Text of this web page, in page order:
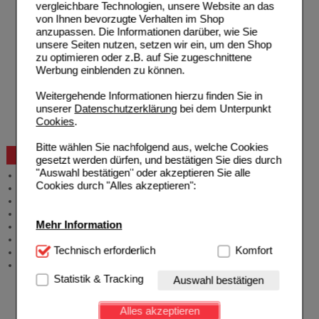
vergleichbare Technologien, unsere Website an das
von Ihnen bevorzugte Verhalten im Shop
anzupassen. Die Informationen darüber, wie Sie
unsere Seiten nutzen, setzen wir ein, um den Shop
zu optimieren oder z.B. auf Sie zugeschnittene
Werbung einblenden zu können.
Weitergehende Informationen hierzu finden Sie in
unserer Datenschutzerklärungbei dem Unterpunkt
Cookies.
Bitte wählen Sie nachfolgend aus, welche Cookies
gesetzt werden dürfen, und bestätigen Sie dies durch
"Auswahl bestätigen" oder akzeptieren Sie alle
Cookies durch "Alles akzeptieren":
Mehr Information
Technisch Notwendig:Hierbei handelt es sich um
Website notwendig sind (z.B. Navigation, Warenkorb,
Kundenkonto), weshalb auf diese nicht verzichtet
werden kann.
Technisch erforderlich Komfort
Statistik & Tracking Auswahl bestätigen
Alles akzeptieren
Hilfe zur Anmeldung
Hilfe zum Bestellvorgang
Zahlungsmöglichkeiten
Rezepte einlösen
Freiumschläge anfordern
Freiumschläge downloaden
Reklamation
Widerrufsformular
Beratung und Service
Allgemeine Information
Produktberatung
Angebote & Downloads
Neukundenprämie